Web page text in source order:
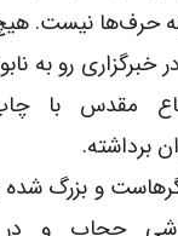
حرف‌ها نیست.
خبرگزاری رو به
مقدس با
و بزرگ
حجاب و در